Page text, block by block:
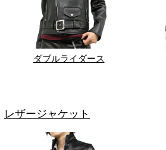
ダブルライダース
レザージャケット